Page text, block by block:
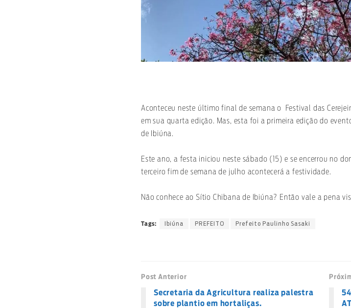
Aconteceu neste último final de semana o Festival das
em sua quarta edição. Mas, esta foi a primeira edição do
de Ibiúna.
Este ano, a festa iniciou neste sábado (15) e se encerrou no
terceiro fim de semana de julho acontecerá a festividade.
Não conhece ao Sítio Chibana de Ibiúna? Então vale a pena
Tags: Ibiúna PREFEITO Prefeito Paulinho Sasaki
Post Anterior
Secretaria da Agricultura realiza palestra
sobre plantio em hortaliças.